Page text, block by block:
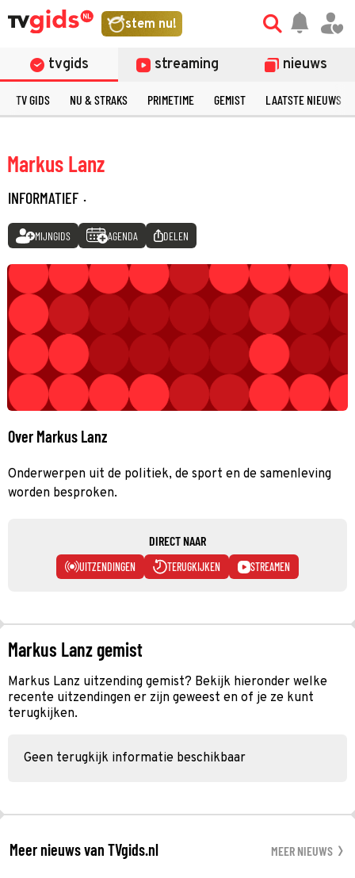
stem nu!
tvgids streaming nieuws
TV GIDS NU & STRAKS PRIMETIME GEMIST LAATSTE NIEUWS
Markus Lanz
INFORMATIEF ·
MIJNGIDS AGENDA DELEN
Over Markus Lanz
Onderwerpen uit de politiek, de sport en de samenleving
worden besproken.
DIRECT NAAR
UITZENDINGEN TERUGKIJKEN STREAMEN
Markus Lanz gemist
Markus Lanz uitzending gemist? Bekijk hieronder welke
recente uitzendingen er zijn geweest en of je ze kunt
terugkijken.
Geen terugkijk informatie beschikbaar
Meer nieuws van TVgids.nl MEER NIEUWS